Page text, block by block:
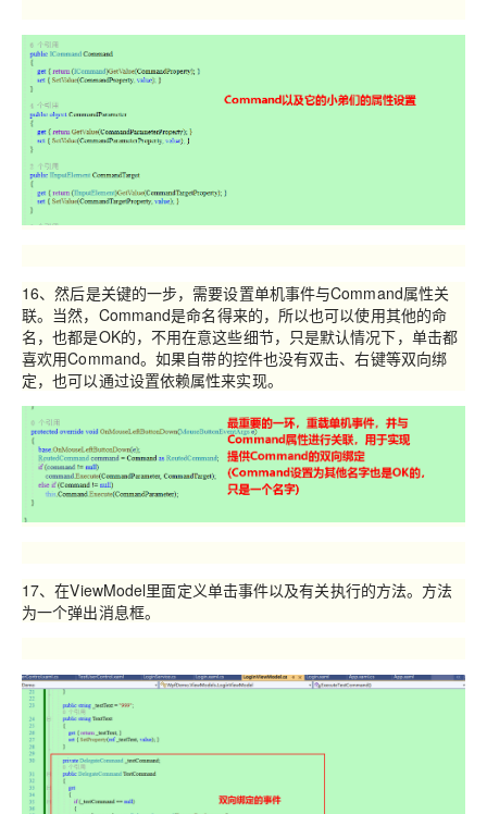
16、然后是关键的一步，需要设置单机事件与Command属性关
联。当然，Command是命名得来的，所以也可以使用其他的命
名，也都是OK的，不用在意这些细节，只是默认情况下，单击都
喜欢用Command。如果自带的控件也没有双击、右键等双向绑
定，也可以通过设置依赖属性来实现。
17、在ViewModel里面定义单击事件以及有关执行的方法。方法
为一个弹出消息框。